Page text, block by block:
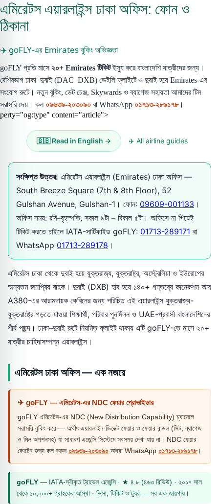
এমিরেটস এয়ারলাইন্স ঢাকা অফিস: ফোন ও
ঠিকানা
✈️ goFLY-এর Emirates বুকিং অভিজ্ঞতা
goFLY প্রতি মাসে ২০+ Emirates টিকিটইস্যু করে বাংলাদেশি যাত্রীদের জন্য।
বেশিরভাগ ঢাকা–দুবাই (DAC–DXB) ডেইলি ফ্লাইটে ও দুবাই হয়ে Emirates-এর
সংযোগ রুটে। নতুন বুকিং, ডেট চেঞ্জ, Skywards ও ব্যাগেজ সহায়তা আমাদের টিম
সরাসরি দেয়। কল ০৯৬৩৯-২০৩০৯০ বা WhatsApp ০১৭১৩-২৮৯১৭৮।
perty="og:type" content="article">
🇬🇧 Read in English → ✈️ All airline guides
সংক্ষিপ্ত উত্তর: এমিরেটস এয়ারলাইন্স (Emirates) ঢাকা অফিস —
South Breeze Square (7th & 8th Floor), 52
Gulshan Avenue, Gulshan-1। ফোন: 09609-001133 ।
অফিস সময়: রবি–বৃহস্পতি, সকাল ৯টা – বিকাল ৫টা। অফিসে না গিয়েই
টিকিট করতে চাইলে IATA-সার্টিফাইড goFLY: 01713-289171 বা
WhatsApp 01713-289178 ।
এমিরেটস ঢাকা থেকে দুবাই হয়ে যুক্তরাজ্য, যুক্তরাষ্ট্র, অস্ট্রেলিয়া ও ইউরোপের
অন্যতম জনপ্রিয় বাহক। দুবাই (DXB) হাব হয়ে ১৪০+ গন্তব্যে কানেকশন আর
A380-এর আরামদায়ক কেবিনের জন্য পরিচিত এই এয়ারলাইন্স যুক্তরাজ্য-
যুক্তরাষ্ট্রে পড়তে যাওয়া শিক্ষার্থী, পরিবার পুনর্মিলন ও UAE-প্রবাসী বাংলাদেশিদের
শীর্ষ পছন্দ। ঢাকা–দুবাই রুটে নিয়মিত ফ্লাইট থাকায় এটি goFLY-তে মাসে ২০+
যাত্রীর চাহিদাসম্পন্ন এয়ারলাইন্স।
এমিরেটস ঢাকা অফিস — এক নজরে
✈ goFLY — এমিরেটস-এর NDC ফেয়ার প্রোভাইডার
goFLY এমিরেটস-এর NDC (New Distribution Capability) চ্যানেলে
সরাসরি বুকিং করে — অর্থাৎ এয়ারলাইন-ডিরেক্ট ফেয়ার ও ফেয়ার বান্ডল (সিট, ব্যাগেজ
ও মিল অপশনসহ) যা সাধারণ এজেন্সি সিস্টেমে সবসময় দেখা যায় না। NDC ফেয়ার
কোটের জন্য কল করুন ০৯৬৩৯-২০৩০৯০ অথবা WhatsApp ০১৭১৩-২৮৯১৭৮।
goFLY — IATA-স্বীকৃত ট্রাভেল এজেন্সি · ★ ৪.৮ (৪৬৩ রিভিউ) · ২০১৭ সাল
থেকে ১০,০০০+ গ্রাহকের আস্থা · ভিসা, টিকিট ও ট্যুর — সব এক জায়গায়।